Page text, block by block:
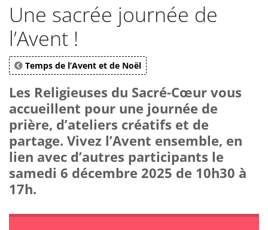
Une sacrée journée de
l’Avent !
Temps de l’Avent et de Noël
Les Religieuses du Sacré-Cœur vous
accueillent pour une journée de
prière, d’ateliers créatifs et de
partage. Vivez l’Avent ensemble, en
lien avec d’autres participants le
samedi 6 décembre 2025 de 10h30 à
17h.